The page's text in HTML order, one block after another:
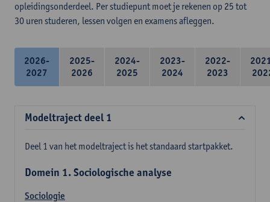
opleidingsonderdeel. Per studiepunt moet je rekenen op 25 tot
30 uren studeren, lessen volgen en examens afleggen.
2026-
2027
2025-
2026
2024-
2025
2023-
2024
2022-
2023
Modeltraject deel 1
Deel 1 van het modeltraject is het standaard startpakket.
Domein 1. Sociologische analyse
Sociologie